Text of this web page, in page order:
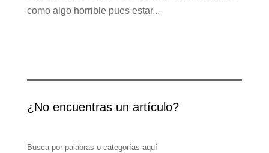
como algo horrible pues estar...
¿No encuentras un artículo?
Busca por palabras o categorías aquí